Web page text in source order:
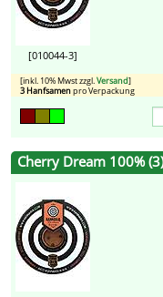
[010044-3]
[inkl. 10% Mwst zzgl.Versand]
3 Hanfsamenpro Verpackung
Cherry Dream 100%